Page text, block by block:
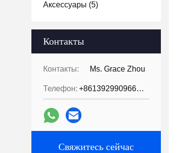
Аксессуары (5)
Контакты
Контакты: Ms. Grace Zhou
Телефон: +8613929909663--13690711186
Свяжитесь сейчас